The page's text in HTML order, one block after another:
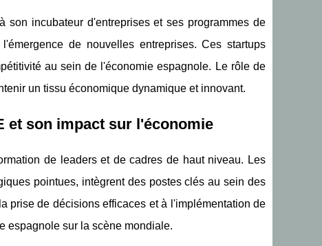
son incubateur d'entreprises et ses programmes de
de nouvelles entreprises. Ces startups
au sein de l'économie espagnole. Le rôle de
un tissu économique dynamique et innovant.
et son impact sur l'économie
de leaders et de cadres de haut niveau. Les
pointues, intègrent des postes clés au sein des
prise de décisions efficaces et à l'implémentation de
espagnole sur la scène mondiale.